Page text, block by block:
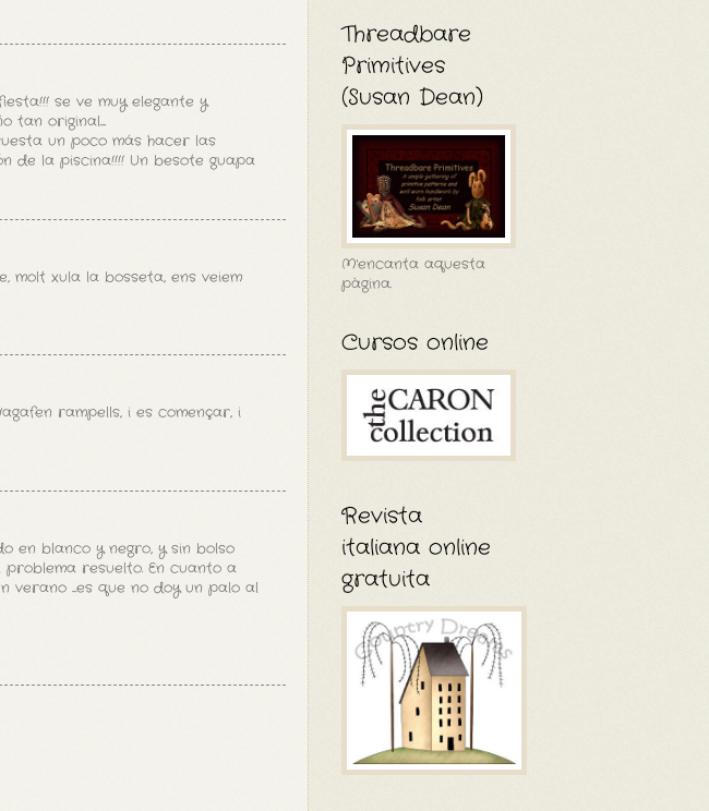
se ve muy elegante y
tan original.....
un poco más hacer las
la piscina!!!! Un besote guapa
molt xula la bosseta, ens veiem
rampells, i es començar, i
en blanco y negro, y sin bolso
resuelto. En cuanto a
verano ....es que no doy un palo al
Threadbare
Primitives
(Susan Dean)
M'encanta aquesta
pàgina.
Cursos online
Revista
italiana online
gratuita